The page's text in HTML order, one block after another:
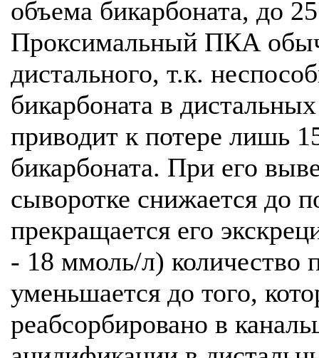
объема бикарбоната, до
Проксимальный ПКА
дистального, т.к.
бикарбоната в
приводит к потере лишь
бикарбоната. При его
сыворотке снижается до
прекращается его
- 18 ммоль/л) количество
уменьшается до того,
реабсорбировано в